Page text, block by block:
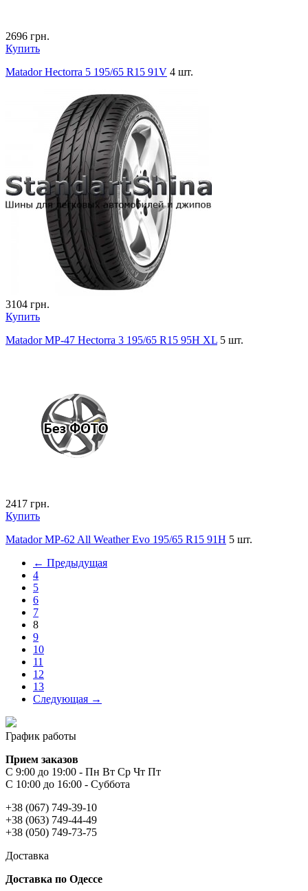
2696 грн.
Купить
Matador Hectorra 5 195/65 R15 91V 4 шт.
3104 грн.
Купить
Matador MP-47 Hectorra 3 195/65 R15 95H XL 5 шт.
2417 грн.
Купить
Matador MP-62 All Weather Evo 195/65 R15 91H 5 шт.
← Предыдущая
4
5
6
7
8
9
10
11
12
13
Следующая →
График работы
Прием заказов
С 9:00 до 19:00 - Пн Вт Ср Чт Пт
С 10:00 до 16:00 - Суббота
+38 (067) 749-39-10
+38 (063) 749-44-49
+38 (050) 749-73-75
Доставка
Доставка по Одессе